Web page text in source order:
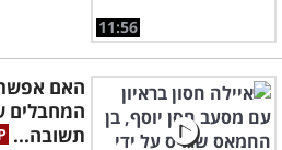
11:56
האם
המחבלים
תשובה...